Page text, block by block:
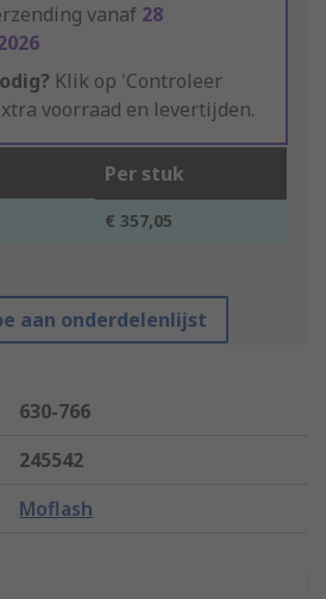
vanaf 28
Klik op 'Controleer
voorraad en levertijden.
Per stuk
€ 357,05
aan onderdelenlijst
630-766
245542
Moflash